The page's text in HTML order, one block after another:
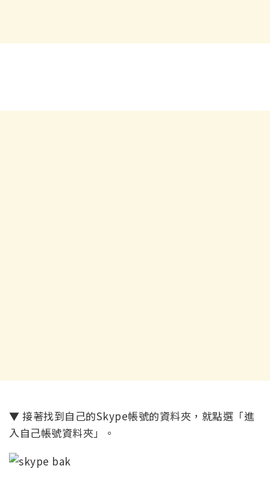
▼ 接著找到自己的Skype帳號的資料夾，就點選「進
入自己帳號資料夾」。